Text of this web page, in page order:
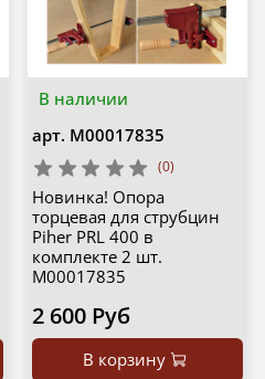
В наличии
арт. М00017835
(0)
Новинка! Опора
торцевая для струбцин
Piher PRL 400 в
комплекте 2 шт.
М00017835
2 600 Руб
В корзину